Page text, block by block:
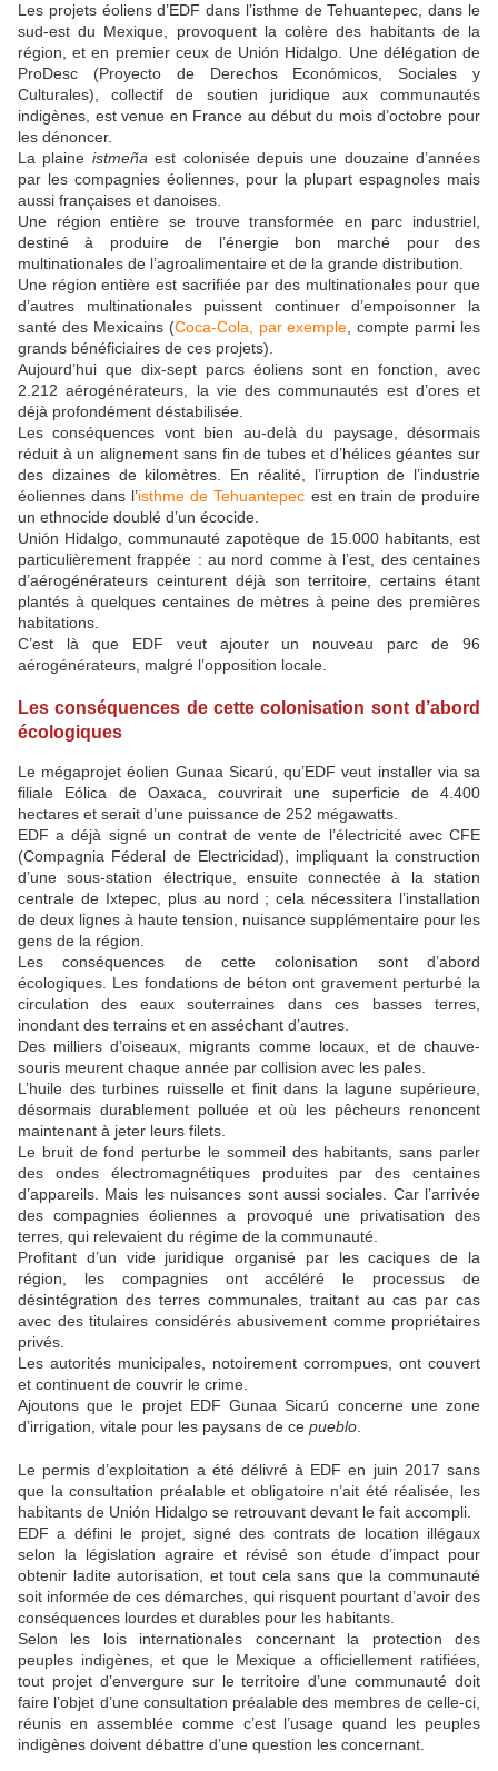
Les projets éoliens d’EDF dans l’isthme de Tehuantepec, dans le
sud-est du Mexique, provoquent la colère des habitants de la
région, et en premier ceux de Unión Hidalgo. Une délégation de
ProDesc (Proyecto de Derechos Económicos, Sociales y
Culturales), collectif de soutien juridique aux communautés
indigènes, est venue en France au début du mois d’octobre pour
les dénoncer.
La plaine istmeña est colonisée depuis une douzaine d’années
par les compagnies éoliennes, pour la plupart espagnoles mais
aussi françaises et danoises.
Une région entière se trouve transformée en parc industriel,
destiné à produire de l’énergie bon marché pour des
multinationales de l’agroalimentaire et de la grande distribution.
Une région entière est sacrifiée par des multinationales pour que
d’autres multinationales puissent continuer d’empoisonner la
santé des Mexicains (Coca-Cola, par exemple , compte parmi les
grands bénéficiaires de ces projets).
Aujourd’hui que dix-sept parcs éoliens sont en fonction, avec
2.212 aérogénérateurs, la vie des communautés est d’ores et
déjà profondément déstabilisée.
Les conséquences vont bien au-delà du paysage, désormais
réduit à un alignement sans fin de tubes et d’hélices géantes sur
des dizaines de kilomètres. En réalité, l’irruption de l’industrie
éoliennes dans l’isthme de Tehuantepec est en train de produire
un ethnocide doublé d’un écocide.
Unión Hidalgo, communauté zapotèque de 15.000 habitants, est
particulièrement frappée : au nord comme à l’est, des centaines
d’aérogénérateurs ceinturent déjà son territoire, certains étant
plantés à quelques centaines de mètres à peine des premières
habitations.
C’est là que EDF veut ajouter un nouveau parc de 96
aérogénérateurs, malgré l’opposition locale.
Les conséquences de cette colonisation sont d’abord
écologiques
Le mégaprojet éolien Gunaa Sicarú, qu’EDF veut installer via sa
filiale Eólica de Oaxaca, couvrirait une superficie de 4.400
hectares et serait d’une puissance de 252 mégawatts.
EDF a déjà signé un contrat de vente de l’électricité avec CFE
(Compagnia Féderal de Electricidad), impliquant la construction
d’une sous-station électrique, ensuite connectée à la station
centrale de Ixtepec, plus au nord ; cela nécessitera l’installation
de deux lignes à haute tension, nuisance supplémentaire pour les
gens de la région.
Les conséquences de cette colonisation sont d’abord
écologiques. Les fondations de béton ont gravement perturbé la
circulation des eaux souterraines dans ces basses terres,
inondant des terrains et en asséchant d’autres.
Des milliers d’oiseaux, migrants comme locaux, et de chauve-
souris meurent chaque année par collision avec les pales.
L’huile des turbines ruisselle et finit dans la lagune supérieure,
désormais durablement polluée et où les pêcheurs renoncent
maintenant à jeter leurs filets.
Le bruit de fond perturbe le sommeil des habitants, sans parler
des ondes électromagnétiques produites par des centaines
d’appareils. Mais les nuisances sont aussi sociales. Car l’arrivée
des compagnies éoliennes a provoqué une privatisation des
terres, qui relevaient du régime de la communauté.
Profitant d’un vide juridique organisé par les caciques de la
région, les compagnies ont accéléré le processus de
désintégration des terres communales, traitant au cas par cas
avec des titulaires considérés abusivement comme propriétaires
privés.
Les autorités municipales, notoirement corrompues, ont couvert
et continuent de couvrir le crime.
Ajoutons que le projet EDF Gunaa Sicarú concerne une zone
d’irrigation, vitale pour les paysans de ce pueblo
Le permis d’exploitation a été délivré à EDF en juin 2017 sans
que la consultation préalable et obligatoire n’ait été réalisée, les
habitants de Unión Hidalgo se retrouvant devant le fait accompli.
EDF a défini le projet, signé des contrats de location illégaux
selon la législation agraire et révisé son étude d’impact pour
obtenir ladite autorisation, et tout cela sans que la communauté
soit informée de ces démarches, qui risquent pourtant d’avoir des
conséquences lourdes et durables pour les habitants.
Selon les lois internationales concernant la protection des
peuples indigènes, et que le Mexique a officiellement ratifiées,
tout projet d’envergure sur le territoire d’une communauté doit
faire l’objet d’une consultation préalable des membres de celle-ci,
réunis en assemblée comme c’est l’usage quand les peuples
indigènes doivent débattre d’une question les concernant.